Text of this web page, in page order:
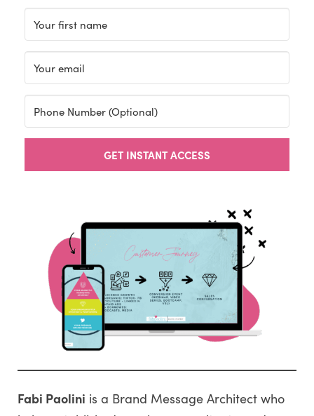
GET INSTANT ACCESS
Fabi Paolini is a Brand Message Architect who